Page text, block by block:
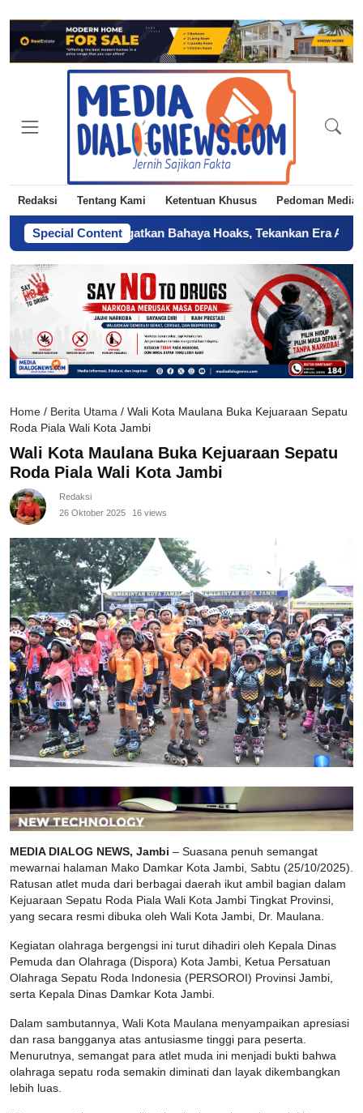
Redaksi Tentang Kami Ketentuan Khusus Pedoman Media
Special Content
Jakarta Ingatkan Bahaya Hoaks, Tekankan Era AI- Sertifikat
Home / Berita Utama / Wali Kota Maulana Buka Kejuaraan Sepatu
Roda Piala Wali Kota Jambi
Wali Kota Maulana Buka Kejuaraan Sepatu
Roda Piala Wali Kota Jambi
Redaksi
26 Oktober 2025
16 views
MEDIA DIALOG NEWS, Jambi – Suasana penuh semangat
mewarnai halaman Mako Damkar Kota Jambi, Sabtu (25/10/2025).
Ratusan atlet muda dari berbagai daerah ikut ambil bagian dalam
Kejuaraan Sepatu Roda Piala Wali Kota Jambi Tingkat Provinsi,
yang secara resmi dibuka oleh Wali Kota Jambi, Dr. Maulana.
Kegiatan olahraga bergengsi ini turut dihadiri oleh Kepala Dinas
Pemuda dan Olahraga (Dispora) Kota Jambi, Ketua Persatuan
Olahraga Sepatu Roda Indonesia (PERSOROI) Provinsi Jambi,
serta Kepala Dinas Damkar Kota Jambi.
Dalam sambutannya, Wali Kota Maulana menyampaikan apresiasi
dan rasa bangganya atas antusiasme tinggi para peserta.
Menurutnya, semangat para atlet muda ini menjadi bukti bahwa
olahraga sepatu roda semakin diminati dan layak dikembangkan
lebih luas.